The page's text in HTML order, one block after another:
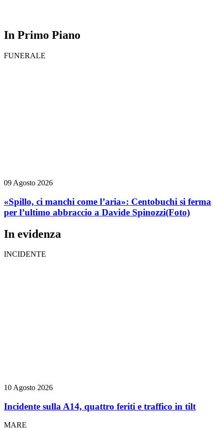
In Primo Piano
FUNERALE
09 Agosto 2026
«Spillo, ci manchi come l’aria»: Centobuchi si ferma
per l’ultimo abbraccio a Davide Spinozzi(Foto)
In evidenza
INCIDENTE
10 Agosto 2026
Incidente sulla A14, quattro feriti e traffico in tilt
MARE